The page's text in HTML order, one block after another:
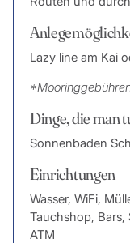
Lazy line am Kai
Dinge, die man
Sonnenbaden
Einrichtungen
Wasser, WiFi,
Tauchshop, Bars,
ATM